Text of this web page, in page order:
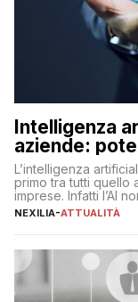
Intelligenza
aziende:
L’intelligenza
primo tra tutti quello
imprese. Infatti l’AI
realtà operativa che
operazioni, bensì
NEXILIA-ATTUALITÀ